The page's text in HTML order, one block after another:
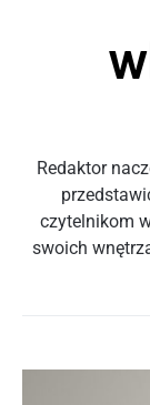
Redaktor
czytelnikom
swoich